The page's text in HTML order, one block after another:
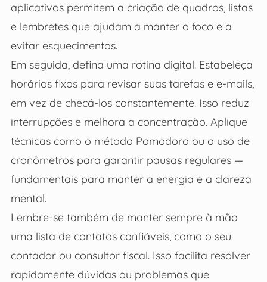
aplicativos permitem a criação de quadros, listas
e lembretes que ajudam a manter o foco e a
evitar esquecimentos.
Em seguida, defina uma rotina digital. Estabeleça
horários fixos para revisar suas tarefas e e-mails,
em vez de checá-los constantemente. Isso reduz
interrupções e melhora a concentração. Aplique
técnicas como o método Pomodoro ou o uso de
cronômetros para garantir pausas regulares —
fundamentais para manter a energia e a clareza
mental.
Lembre-se também de manter sempre à mão
uma lista de contatos confiáveis, como o seu
contador ou consultor fiscal. Isso facilita resolver
rapidamente dúvidas ou problemas que